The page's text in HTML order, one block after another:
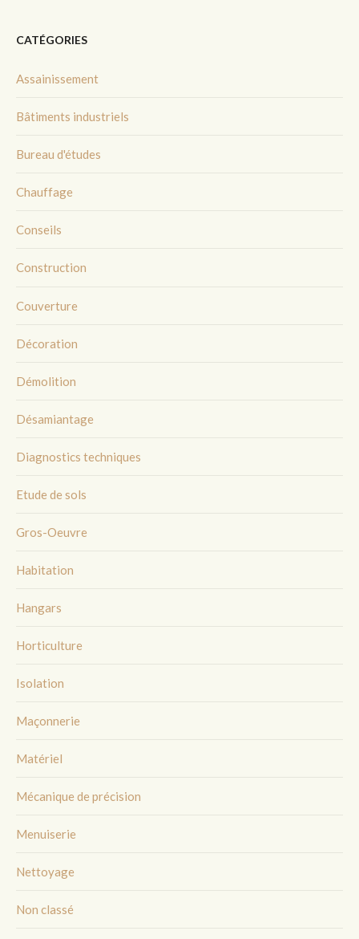
CATÉGORIES
Assainissement
Bâtiments industriels
Bureau d'études
Chauffage
Conseils
Construction
Couverture
Décoration
Démolition
Désamiantage
Diagnostics techniques
Etude de sols
Gros-Oeuvre
Habitation
Hangars
Horticulture
Isolation
Maçonnerie
Matériel
Mécanique de précision
Menuiserie
Nettoyage
Non classé